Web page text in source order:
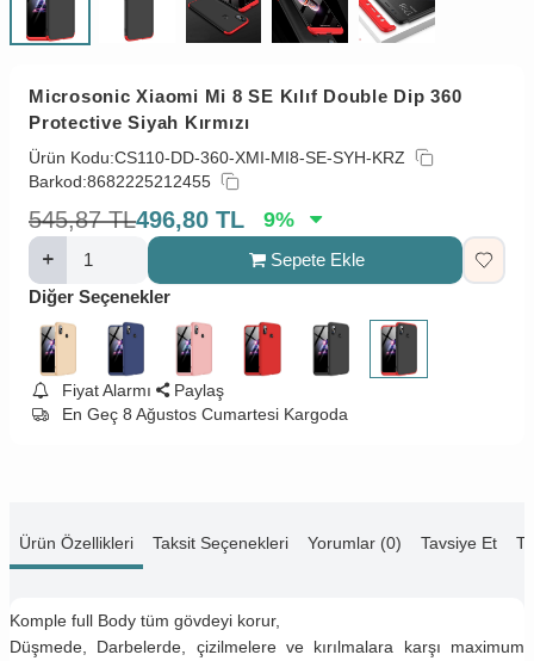
Microsonic Xiaomi Mi 8 SE Kılıf Double Dip 360
Protective Siyah Kırmızı
Ürün Kodu:CS110-DD-360-XMI-MI8-SE-SYH-KRZ
Barkod:8682225212455
545,87 TL496,80 TL 9%
Sepete Ekle
Diğer Seçenekler
Fiyat Alarmı
Paylaş
En Geç 8 Ağustos Cumartesi Kargoda
Ürün Özellikleri Taksit Seçenekleri Yorumlar (0) Tavsiye Et
Komple full Body tüm gövdeyi korur,
Düşmede, Darbelerde, çizilmelere ve kırılmalara karşı maximum